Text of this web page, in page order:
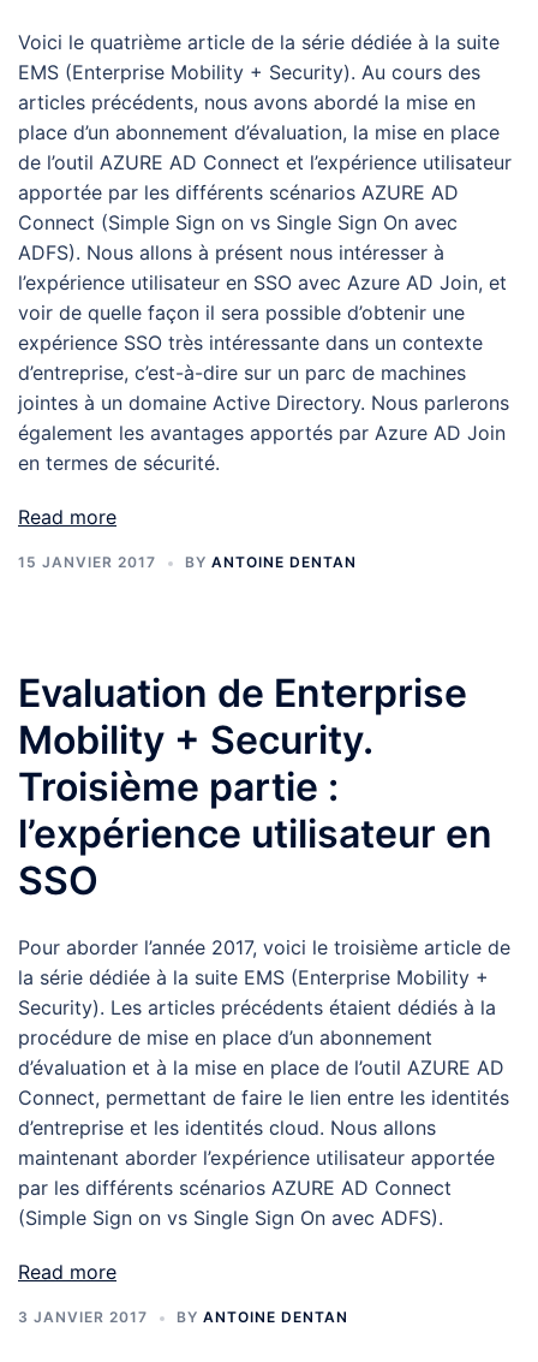
Voici le quatrième article de la série dédiée à la suite
EMS (Enterprise Mobility + Security). Au cours des
articles précédents, nous avons abordé la mise en
place d’un abonnement d’évaluation, la mise en place
de l’outil AZURE AD Connect et l’expérience utilisateur
apportée par les différents scénarios AZURE AD
Connect (Simple Sign on vs Single Sign On avec
ADFS). Nous allons à présent nous intéresser à
l’expérience utilisateur en SSO avec Azure AD Join, et
voir de quelle façon il sera possible d’obtenir une
expérience SSO très intéressante dans un contexte
d’entreprise, c’est-à-dire sur un parc de machines
jointes à un domaine Active Directory. Nous parlerons
également les avantages apportés par Azure AD Join
en termes de sécurité.
Read more
15 JANVIER 2017 BY ANTOINE DENTAN
Evaluation de Enterprise
Mobility + Security.
Troisième partie :
l’expérience utilisateur en
SSO
Pour aborder l’année 2017, voici le troisième article de
la série dédiée à la suite EMS (Enterprise Mobility +
Security). Les articles précédents étaient dédiés à la
procédure de mise en place d’un abonnement
d’évaluation et à la mise en place de l’outil AZURE AD
Connect, permettant de faire le lien entre les identités
d’entreprise et les identités cloud. Nous allons
maintenant aborder l’expérience utilisateur apportée
par les différents scénarios AZURE AD Connect
(Simple Sign on vs Single Sign On avec ADFS).
Read more
3 JANVIER 2017 BY ANTOINE DENTAN